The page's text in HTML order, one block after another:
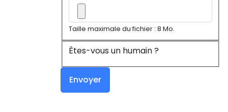
Taille maximale du fichier : 8 Mo.
Êtes-vous un humain ?